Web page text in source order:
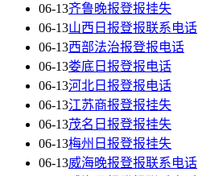
06-13齐鲁晚报登报挂失
06-13山西日报登报联系电话
06-13西部法治报登报电话
06-13娄底日报登报电话
06-13河北日报登报电话
06-13江苏商报登报挂失
06-13茂名日报登报挂失
06-13梅州日报登报挂失
06-13威海晚报登报联系电话